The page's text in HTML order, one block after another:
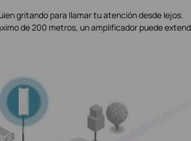
gritando para llamar tu atención desde lejos.
de 200 metros, un amplificador puede